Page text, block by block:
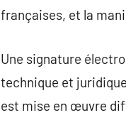
françaises, et la
Une signature
technique et
est mise en œuvre